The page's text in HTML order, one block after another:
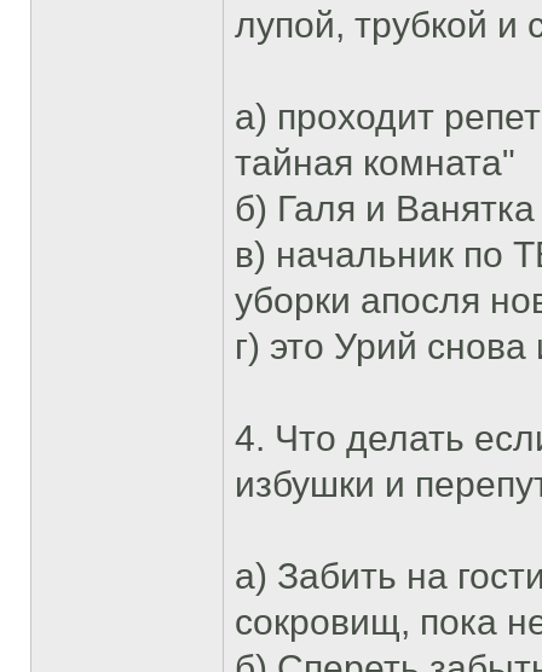
лупой, трубкой и
а) проходит
тайная комната"
б) Галя и
в) начальник по
уборки апосля
г) это Урий
4. Что делать
избушки и
а) Забить на
сокровищ, пока